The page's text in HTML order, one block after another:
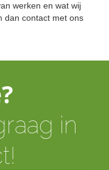
werken en wat wij
dan contact met ons
in